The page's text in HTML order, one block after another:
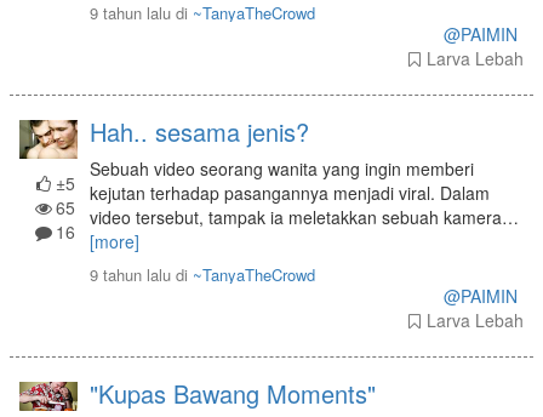
9 tahun lalu di ~TanyaTheCrowd
@PAIMIN
Larva Lebah
±5
65
16
Hah.. sesama jenis?
Sebuah video seorang wanita yang ingin memberi
kejutan terhadap pasangannya menjadi viral. Dalam
video tersebut, tampak ia meletakkan sebuah kamera…
[more]
9 tahun lalu di ~TanyaTheCrowd
@PAIMIN
Larva Lebah
"Kupas Bawang Moments"